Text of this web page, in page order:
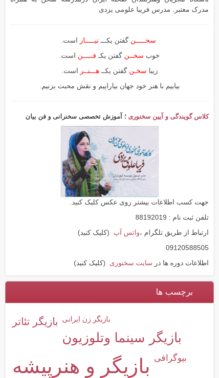
مدرک معتبر. مدرس فریبا علومی یزدی
سخـــــن گفتن یکـــ نیـــــاز است.
خوب سخــن گفتن یکـ فـــــن است.
زیبا سخـن گفتن یکــهـــنــر است.
بیاییم با هنر خود جهان بیاراییم و نقش محبت بزنیم.
کلاس گویندگی و آیین سخنوری ؛ آموزش تخصصی سخنرانی و فن بیان
جهت کسب اطلاعات بیشتر روی عکس کلیک کنید.
تلفن ثبت نام : 88192019
ارتباط از طریق تلگرام ،واتس آپ (کلیک کنید)
09120588505
اطلاعات دوره ها در سایت سخنوری (کلیک کنید)
برچسب ها
بازیگر تئاتر بازیگر زن ایرانی
بازیگر سینما وتلوزیون
بازیگر و هنرپیشه بیوگرافی